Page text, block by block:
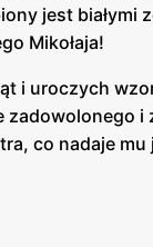
jest białymi
Mikołaja!
i uroczych
zadowolonego i
co nadaje mu